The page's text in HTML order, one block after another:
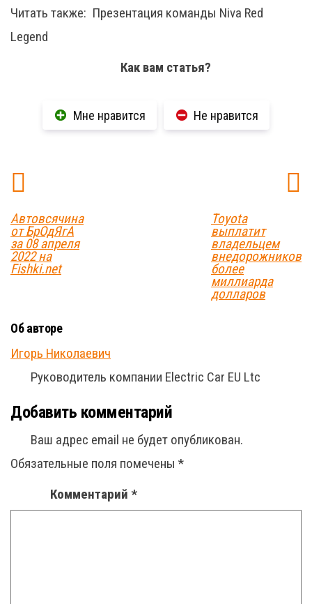
Читать также: Презентация команды Niva Red
Legend
Как вам статья?
Мне нравится Не нравится
Автовсячина
от БрОдЯгА
за 08 апреля
2022 на
Fishki.net
Toyota
выплатит
владельцем
внедорожников
более
миллиарда
долларов
Об авторе
Игорь Николаевич
Руководитель компании Electric Car EU Ltc
Добавить комментарий
Ваш адрес email не будет опубликован.
Обязательные поля помечены *
Комментарий *